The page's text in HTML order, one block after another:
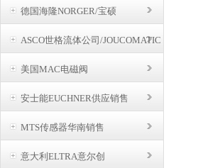
德国海隆NORGER/宝硕
BUSCHJOST
ASCO世格流体公司/JOUCOMATIC
美国MAC电磁阀
安士能EUCHNER供应销售
MTS传感器华南销售
意大利ELTRA意尔创